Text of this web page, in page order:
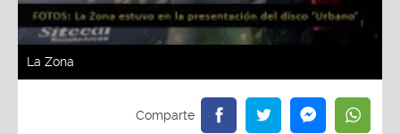
La Zona